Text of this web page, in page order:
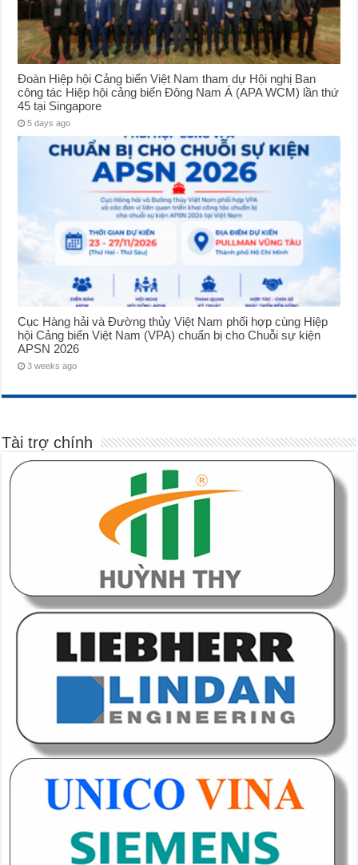
Đoàn Hiệp hội Cảng biển Việt Nam tham dự Hội nghị Ban
công tác Hiệp hội cảng biển Đông Nam Á (APA WCM) lần thứ
45 tại Singapore
5 days ago
Cục Hàng hải và Đường thủy Việt Nam phối hợp cùng Hiệp
hội Cảng biển Việt Nam (VPA) chuẩn bị cho Chuỗi sự kiện
APSN 2026
3 weeks ago
Tài trợ chính